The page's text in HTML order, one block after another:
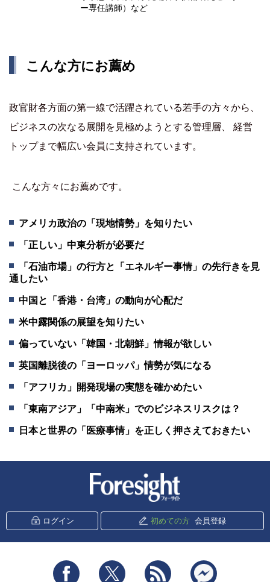
ー専任講師）など
こんな方にお薦め
政官財各方面の第一線で活躍されている若手の方々から、
ビジネスの次なる展開を見極めようとする管理層、 経営
トップまで幅広い会員に支持されています。
こんな方々にお薦めです。
アメリカ政治の「現地情勢」を知りたい
「正しい」中東分析が必要だ
「石油市場」の行方と「エネルギー事情」の先行きを見
通したい
中国と「香港・台湾」の動向が心配だ
米中露関係の展望を知りたい
偏っていない「韓国・北朝鮮」情報が欲しい
英国離脱後の「ヨーロッパ」情勢が気になる
「アフリカ」開発現場の実態を確かめたい
「東南アジア」「中南米」でのビジネスリスクは？
日本と世界の「医療事情」を正しく押さえておきたい
ログイン 初めての方 会員登録
Facebook Twitter RSS